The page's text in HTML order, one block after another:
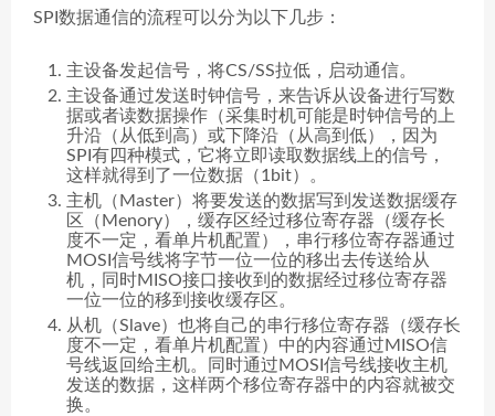
SPI数据通信的流程可以分为以下几步：
主设备发起信号，将CS/SS拉低，启动通信。
主设备通过发送时钟信号，来告诉从设备进行写数
据或者读数据操作（采集时机可能是时钟信号的上
升沿（从低到高）或下降沿（从高到低），因为
SPI有四种模式，它将立即读取数据线上的信号，
这样就得到了一位数据（1bit）。
主机（Master）将要发送的数据写到发送数据缓存
区（Menory），缓存区经过移位寄存器（缓存长
度不一定，看单片机配置），串行移位寄存器通过
MOSI信号线将字节一位一位的移出去传送给从
机，同时MISO接口接收到的数据经过移位寄存器
一位一位的移到接收缓存区。
从机（Slave）也将自己的串行移位寄存器（缓存长
度不一定，看单片机配置）中的内容通过MISO信
号线返回给主机。同时通过MOSI信号线接收主机
发送的数据，这样两个移位寄存器中的内容就被交
换。